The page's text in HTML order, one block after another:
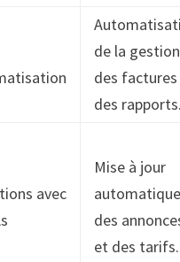
de la gestion
des
des rapports.
avec
Mise à jour
automatique
des
et des tarifs.